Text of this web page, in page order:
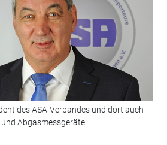
des ASA-Verbandes und dort auch
Abgasmessgeräte.